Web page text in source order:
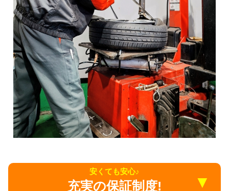
▼
安くても安心♪
充実の保証制度!